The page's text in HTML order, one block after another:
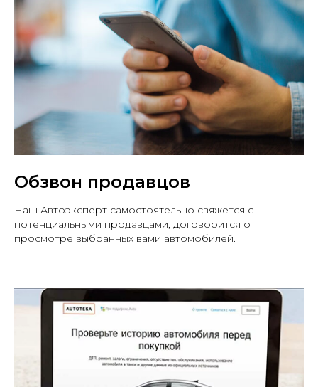
Обзвон продавцов
Наш Автоэксперт самостоятельно свяжется с
потенциальными продавцами, договорится о
просмотре выбранных вами автомобилей.